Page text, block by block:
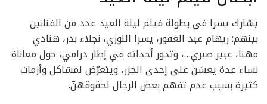
يشارك يسرا في بطولة فيلم ليلة العيد عدد من الفنانين
بينهم: ريهام عبد الغفور، يسرا اللوزي، نجلاء بدر، هنادي
مهنا، عبير صبري…، وتدور أحداثه في إطار درامي، حول معاناة
نساء عدة يعشن على إحدى الجزر، ويتعرّض لمشاكل وأزمات
كثيرة بسبب عدم تفهم بعض الرجال لحقوقهنّ.